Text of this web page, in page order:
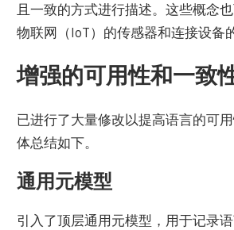
且一致的方式进行描述。这些概念
物联网（IoT）的传感器和连接设备
增强的可用性和一致
已进行了大量修改以提高语言的可
体总结如下。
通用元模型
引入了顶层通用元模型，用于记录语